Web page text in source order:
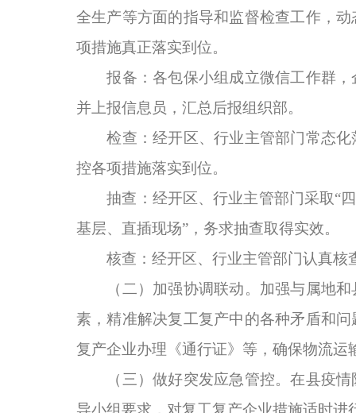
全生产等方面的指导和监督检查工作，
项措施真正落实到位。
报备：各包保小组成立微信工作群，
并上报信息员，汇总后报组织部。
检查：经开区、行业主管部门常态化
控各项措施落实到位。
抽查：经开区、行业主管部门采取“四
基层、直插现场”，务求抽查取得实效。
核查：经开区、行业主管部门认真核
（二）加强协调联动。加强与属地和
素，精准解决复工复产中的各种矛盾和
复产企业办理《通行证》等，确保物流运
（三）做好突发应急管控。在县疫情
导小组要求，对复工复产企业措施适时进